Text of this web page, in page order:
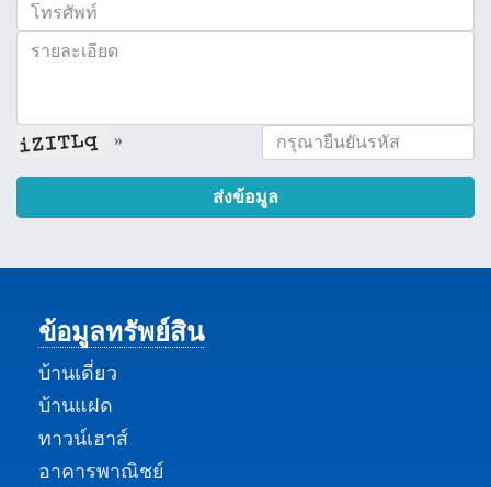
»
ส่งข้อมูล
ข้อมูลทรัพย์สิน
บ้านเดี่ยว
บ้านแฝด
ทาวน์เฮาส์
อาคารพาณิชย์